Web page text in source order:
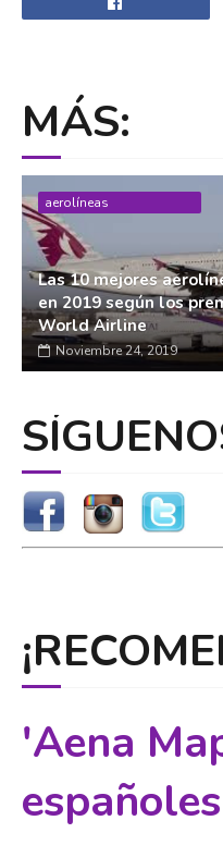
MÁS:
aerolíneas
Las 10 mejores
en 2019 según los
World Airline
Noviembre 24, 2019
'Aena
españoles